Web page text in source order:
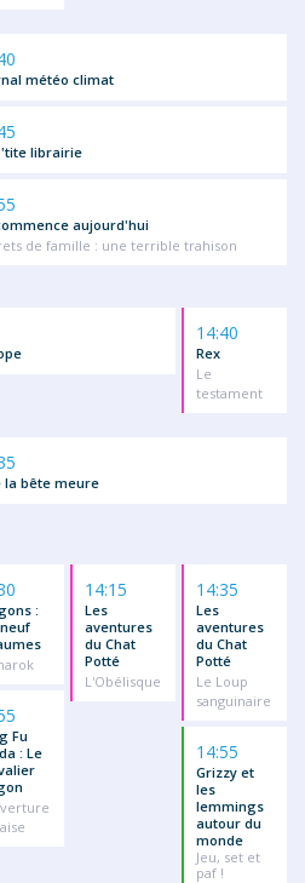
météo climat
librairie
aujourd'hui
de famille : une terrible trahison
14:40
Rex
Le
testament
la bête meure
:
Fu
: Le
14:15
Les
aventures
du Chat
Potté
L'Obélisque
14:35
Les
aventures
du Chat
Potté
Le Loup
sanguinaire
14:55
Grizzy et
les
lemmings
autour du
monde
Jeu, set et
paf !